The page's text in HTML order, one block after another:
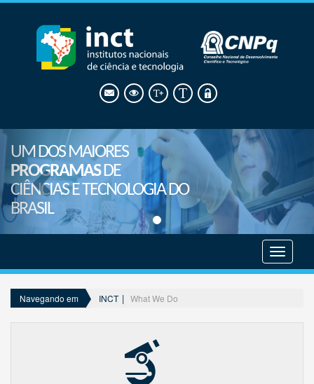
UM DOS MAIORES
PROGRAMASDE
CIÊNCIAS E TECNOLOGIA DO
BRASIL
menu
Navegando em INCT What We Do